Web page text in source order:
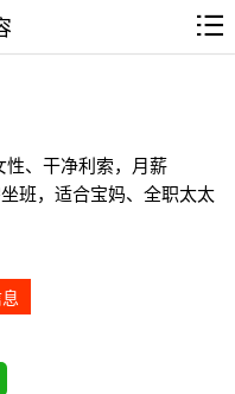
性、干净利索，月薪
班，适合宝妈、全职太太